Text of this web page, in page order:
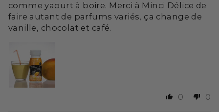
comme yaourt à boire. Merci à Minci Délice de
faire autant de parfums variés, ça change de
vanille, chocolat et café.
0 0